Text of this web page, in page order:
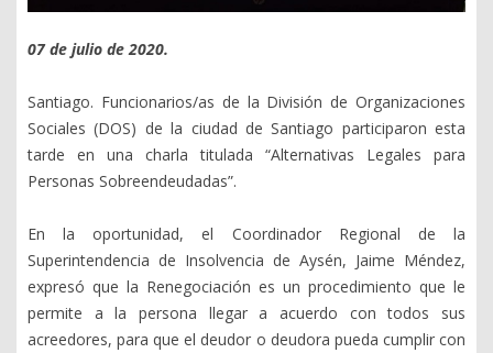
07 de julio de 2020.
Santiago. Funcionarios/as de la División de Organizaciones
Sociales (DOS) de la ciudad de Santiago participaron esta
tarde en una charla titulada “Alternativas Legales para
Personas Sobreendeudadas”.
En la oportunidad, el Coordinador Regional de la
Superintendencia de Insolvencia de Aysén, Jaime Méndez,
expresó que la Renegociación es un procedimiento que le
permite a la persona llegar a acuerdo con todos sus
acreedores, para que el deudor o deudora pueda cumplir con